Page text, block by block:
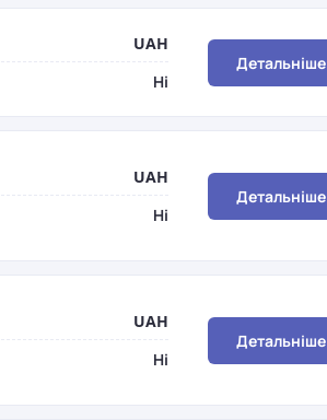
UAH
Ні
Детальніше
UAH
Ні
Детальніше
UAH
Ні
Детальніше